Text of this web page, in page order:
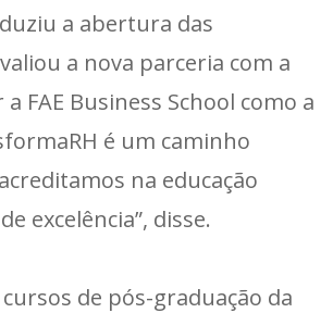
a abertura das
a nova parceria com a
a FAE Business School como a
é um caminho
na educação
excelência”, disse.
de pós-graduação da